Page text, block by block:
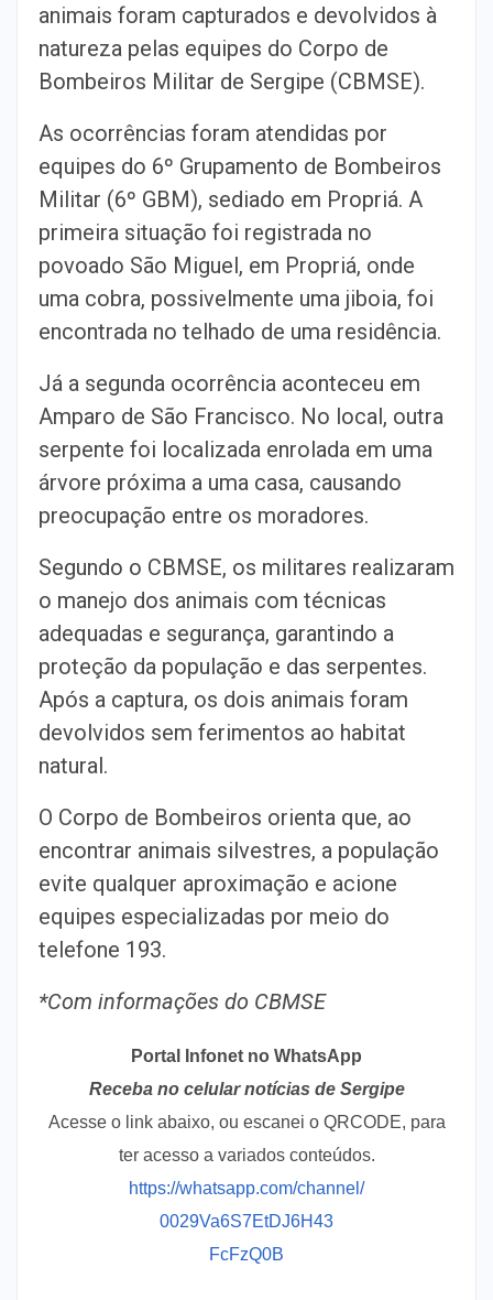
animais foram capturados e devolvidos à
natureza pelas equipes do Corpo de
Bombeiros Militar de Sergipe (CBMSE).
As ocorrências foram atendidas por
equipes do 6º Grupamento de Bombeiros
Militar (6º GBM), sediado em Propriá. A
primeira situação foi registrada no
povoado São Miguel, em Propriá, onde
uma cobra, possivelmente uma jiboia, foi
encontrada no telhado de uma residência.
Já a segunda ocorrência aconteceu em
Amparo de São Francisco. No local, outra
serpente foi localizada enrolada em uma
árvore próxima a uma casa, causando
preocupação entre os moradores.
Segundo o CBMSE, os militares realizaram
o manejo dos animais com técnicas
adequadas e segurança, garantindo a
proteção da população e das serpentes.
Após a captura, os dois animais foram
devolvidos sem ferimentos ao habitat
natural.
O Corpo de Bombeiros orienta que, ao
encontrar animais silvestres, a população
evite qualquer aproximação e acione
equipes especializadas por meio do
telefone 193.
*Com informações do CBMSE
Portal Infonet no WhatsApp
Receba no celular notícias de Sergipe
Acesse o link abaixo, ou escanei o QRCODE, para
ter acesso a variados conteúdos.
https://whatsapp.com/channel/
0029Va6S7EtDJ6H43
FcFzQ0B